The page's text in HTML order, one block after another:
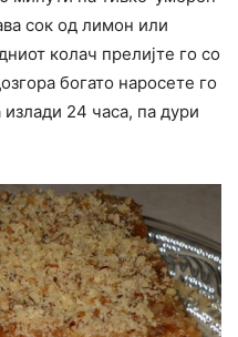
сок од лимон или
колач прелијте го со
богато наросете го
24 часа, па дури